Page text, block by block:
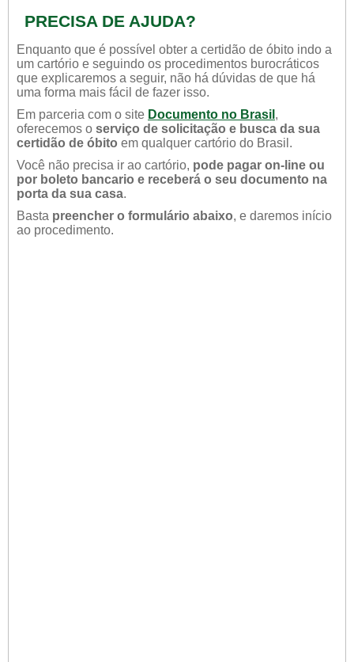
PRECISA DE AJUDA?
Enquanto que é possível obter a certidão de óbito indo a
um cartório e seguindo os procedimentos burocráticos
que explicaremos a seguir, não há dúvidas de que há
uma forma mais fácil de fazer isso.
Em parceria com o site Documento no Brasil ,
oferecemos o serviço de solicitação e busca da sua
certidão de óbito em qualquer cartório do Brasil.
Você não precisa ir ao cartório, pode pagar on-line ou
por boleto bancario e receberá o seu documento na
porta da sua casa.
Basta preencher o formulário abaixo, e daremos início
ao procedimento.